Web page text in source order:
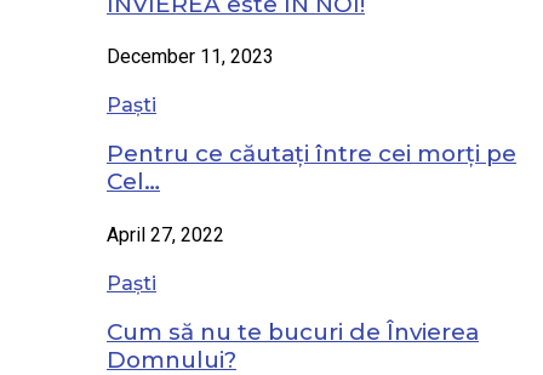
December 11, 2023
Paști
Pentru ce căutați între cei morți pe
Cel…
April 27, 2022
Paști
Cum să nu te bucuri de Învierea
Domnului?